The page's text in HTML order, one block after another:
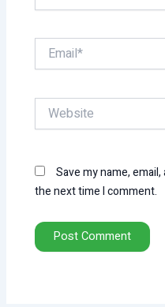
Email*
Website
Save my name,
the next time I comment.